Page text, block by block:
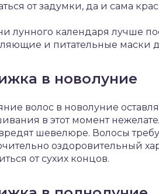
от задумки, да и сама
лунного календаря лучше
и питательные маски
в новолуние
волос в новолуние
в этот момент
шевелюре. Волосы
оздоровительный
от сухих концов.